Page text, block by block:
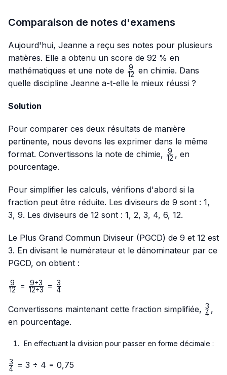
Comparaison de notes d'examens
Aujourd'hui, Jeanne a reçu ses notes pour plusieurs
matières. Elle a obtenu un score de 92 % en
mathématiques et une note de \frac{9}
{12}
12
9
en chimie. Dans
quelle discipline Jeanne a-t-elle le mieux réussi ?
Solution
Pour comparer ces deux résultats de manière
pertinente, nous devons les exprimer dans le même
format. Convertissons la note de chimie, \frac{9}
12
9 , en
pourcentage.
Pour simplifier les calculs, vérifions d'abord si la
fraction peut être réduite. Les diviseurs de 9 sont : 1,
3, 9. Les diviseurs de 12 sont : 1, 2, 3, 4, 6, 12.
Le Plus Grand Commun Diviseur (PGCD) de 9 et 12 est
3. En divisant le numérateur et le dénominateur par ce
PGCD, on obtient :
\frac{9}
12
9 = \frac{9
{12 ÷
3}
12÷3
9÷3 = \frac{3}
4
3
Convertissons maintenant cette fraction simplifiée, 4
3 ,
en pourcentage.
En effectuant la division pour passer en forme décimale :
\frac{3}
4
3 = 3 ÷ 4 = 0,75